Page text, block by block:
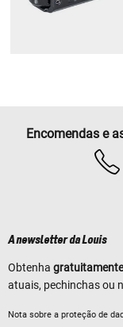
Encomendas e
A newsletter da Louis
Obtenha gratuitamente
atuais, pechinchas ou
Nota sobre a proteção de